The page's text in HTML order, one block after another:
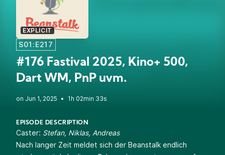
EXPLICIT
S01:E217
#176 Fastival 2025, Kino+ 500,
Dart WM, PnP uvm.
• 1h 02min 33s
EPISODE DESCRIPTION
Caster: Stefan, Niklas, Andreas
Nach langer Zeit meldet sich der Beanstalk endlich